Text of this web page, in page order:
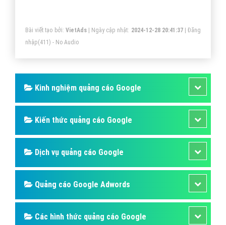
Bài viết tạo bởi: VietAds| Ngày cập nhật: 2024-12-28 20:41:37|Đăng
nhập(411) - No Audio
Kinh nghiệm quảng cáo Google
Kiến thức quảng cáo Google
Dịch vụ quảng cáo Google
Quảng cáo Google Adwords
Các hình thức quảng cáo Google